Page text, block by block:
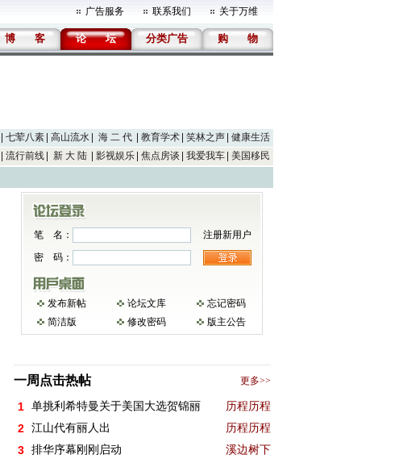
广告服务 联系我们 关于万维
博 客 论 坛 分类广告 购 物
七荤八素 高山流水 海 二 代 教育学术 笑林之声
健康生活
流行前线 新 大 陆 影视娱乐 焦点房谈 我爱我车 美国移民
笔 名：
注册新用户
密 码：
发布新帖 论坛文库
忘记密码
简洁版
修改密码 版主公告
一周点击热帖 更多>>
1 单挑利希特曼关于美国大选贺锦丽 历程历程
2 江山代有丽人出 历程历程
3 排华序幕刚刚启动 溪边树下